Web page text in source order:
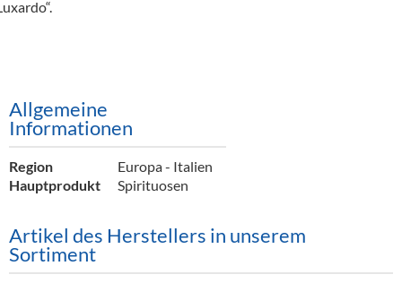
Barzubehör
Hygieneartikel & Desinfektion
Allgemeine
Informationen
Region
Europa - Italien
Hauptprodukt
Spirituosen
Artikel des Herstellers in unserem
Sortiment